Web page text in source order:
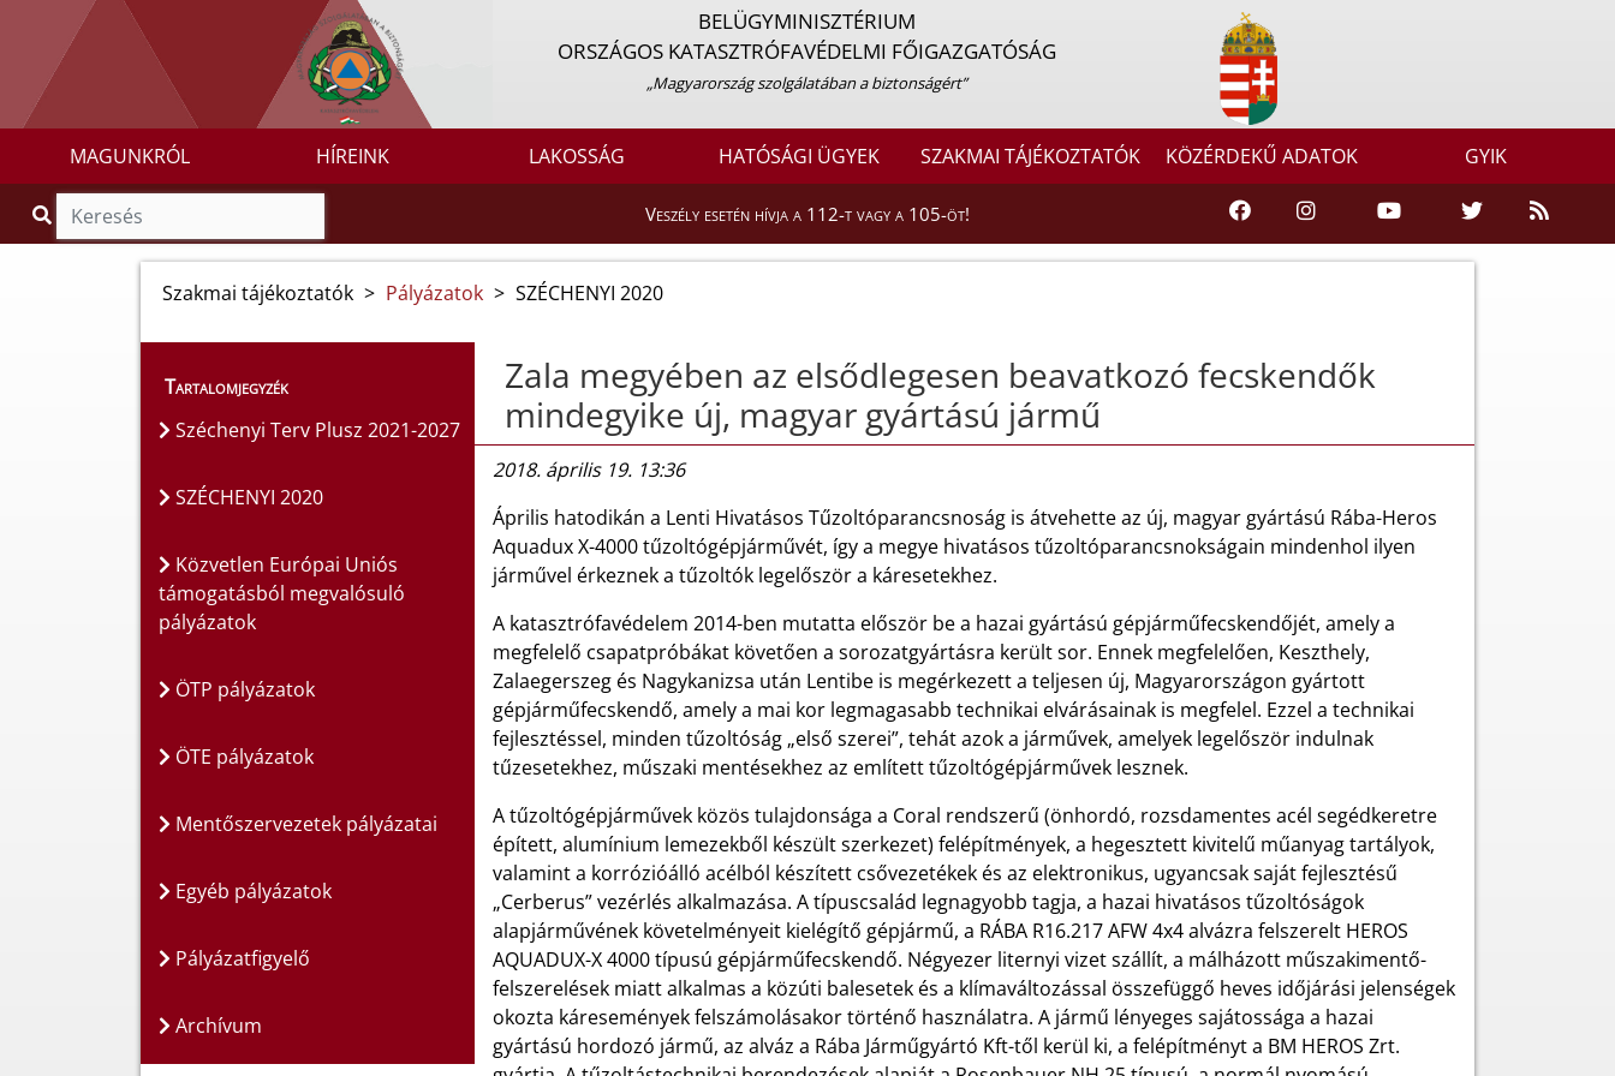
BELÜGYMINISZTÉRIUM
ORSZÁGOS KATASZTRÓFAVÉDELMI FŐIGAZGATÓSÁG
„Magyarország szolgálatában a biztonságért”
MAGUNKRÓL HÍREINK LAKOSSÁG HATÓSÁGI ÜGYEK SZAKMAI TÁJÉKOZTATÓK KÖZÉRDEKŰ ADATOK GYIK
Veszély esetén hívja a 112-t vagy a 105-öt!
Szakmai tájékoztatók > Pályázatok > SZÉCHENYI 2020
Tartalomjegyzék
Széchenyi Terv Plusz 2021-2027
SZÉCHENYI 2020
Közvetlen Európai Uniós
támogatásból megvalósuló
pályázatok
ÖTP pályázatok
ÖTE pályázatok
Mentőszervezetek pályázatai
Egyéb pályázatok
Pályázatfigyelő
Archívum
Zala megyében az elsődlegesen beavatkozó fecskendők
mindegyike új, magyar gyártású jármű
2018. április 19. 13:36
Április hatodikán a Lenti Hivatásos Tűzoltóparancsnoság is átvehette az új, magyar gyártású Rába-Heros
Aquadux X-4000 tűzoltógépjárművét, így a megye hivatásos tűzoltóparancsnokságain mindenhol ilyen
járművel érkeznek a tűzoltók legelőször a káresetekhez.
A katasztrófavédelem 2014-ben mutatta először be a hazai gyártású gépjárműfecskendőjét, amely a
megfelelő csapatpróbákat követően a sorozatgyártásra került sor. Ennek megfelelően, Keszthely,
Zalaegerszeg és Nagykanizsa után Lentibe is megérkezett a teljesen új, Magyarországon gyártott
gépjárműfecskendő, amely a mai kor legmagasabb technikai elvárásainak is megfelel. Ezzel a technikai
fejlesztéssel, minden tűzoltóság „első szerei”, tehát azok a járművek, amelyek legelőször indulnak
tűzesetekhez, műszaki mentésekhez az említett tűzoltógépjárművek lesznek.
A tűzoltógépjárművek közös tulajdonsága a Coral rendszerű (önhordó, rozsdamentes acél segédkeretre
épített, alumínium lemezekből készült szerkezet) felépítmények, a hegesztett kivitelű műanyag tartályok,
valamint a korrózióálló acélból készített csővezetékek és az elektronikus, ugyancsak saját fejlesztésű
„Cerberus” vezérlés alkalmazása. A típuscsalád legnagyobb tagja, a hazai hivatásos tűzoltóságok
alapjárművének követelményeit kielégítő gépjármű, a RÁBA R16.217 AFW 4x4 alvázra felszerelt HEROS
AQUADUX-X 4000 típusú gépjárműfecskendő. Négyezer liternyi vizet szállít, a málházott műszakimentő-
felszerelések miatt alkalmas a közúti balesetek és a klímaváltozással összefüggő heves időjárási jelenségek
okozta káresemények felszámolásakor történő használatra. A jármű lényeges sajátossága a hazai
gyártású hordozó jármű, az alváz a Rába Járműgyártó Kft-től kerül ki, a felépítményt a BM HEROS Zrt.